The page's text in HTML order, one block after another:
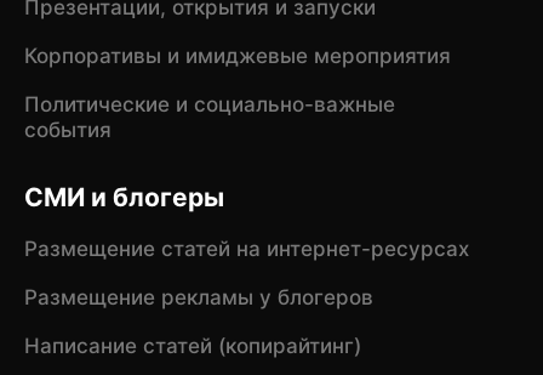
Презентации, открытия и запуски
Корпоративы и имиджевые мероприятия
Политические и социально-важные
события
СМИ и блогеры
Размещение статей на интернет-ресурсах
Размещение рекламы у блогеров
Написание статей (копирайтинг)